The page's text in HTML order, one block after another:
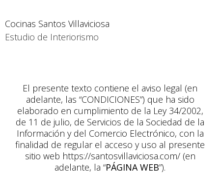
Cocinas Santos Villaviciosa
Estudio de Interiorismo
El presente texto contiene el aviso legal (en
adelante, las “CONDICIONES”) que ha sido
elaborado en cumplimiento de la Ley 34/2002,
de 11 de julio, de Servicios de la Sociedad de la
Información y del Comercio Electrónico, con la
finalidad de regular el acceso y uso al presente
sitio web https://santosvillaviciosa.com/(en
adelante, la “PÁGINA WEB”).